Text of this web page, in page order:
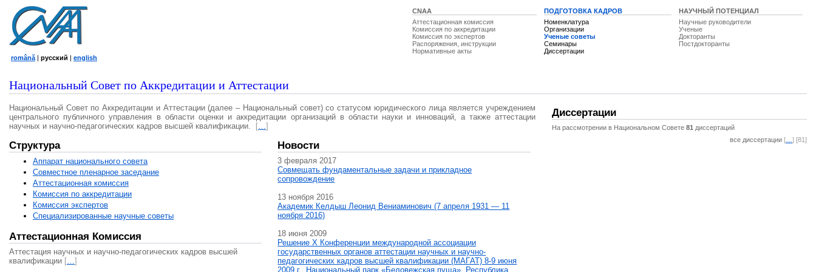
CNAA
Аттестационная комиссия
Комиссия по аккредитации
Комиссия по экспертов
Распоряжения, инструкции
Нормативные акты
ПОДГОТОВКА КАДРОВ
Номенклатура
Организации
Ученые советы
Семинары
Диссертации
НАУЧНЫЙ ПОТЕНЦИАЛ
Научные руководители
Ученые
Докторанты
Постдокторанты
română | русский | english
Национальный Совет по Аккредитации и Аттестации
Национальный Совет по Аккредитации и Аттестации (далее – Национальный совет) со статусом юридического лица является учреждением
центрального публичного управления в области оценки и аккредитации организаций в области науки и инноваций, а также аттестации
научных и научно-педагогических кадров высшей квалификации.
[…]
Структура
Аппарат национального совета
Совместное пленарное заседание
Аттестационная комисcия
Комиссия по аккредитации
Комиссия экспертов
Специализированные научные советы
Аттестационная Комиссия
Аттестация научных и научно-педагогических кадров высшей
квалификации […]
Новости
3 февраля 2017
Совмещать фундаментальные задачи и прикладное
сопровождение
13 ноября 2016
Академик Келдыш Леонид Вениаминович (7 апреля 1931 — 11
ноября 2016)
18 июня 2009
Решение X Конференции международной ассоциации
государственных органов аттестации научных и научно-
педагогических кадров высшей квалификации (МАГAT) 8-9 июня
2009 г., Национальный парк «Беловежская пуща», Республика
Диссертации
На рассмотрении в Национальном Совете 81 диссертаций
все диссертации [ ] [81]